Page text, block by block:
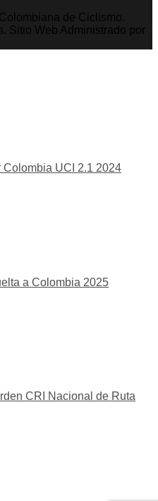
de Ciclismo.
Sitio Web Administrado por
Colombia UCI 2.1 2024
a Colombia 2025
CRI Nacional de Ruta